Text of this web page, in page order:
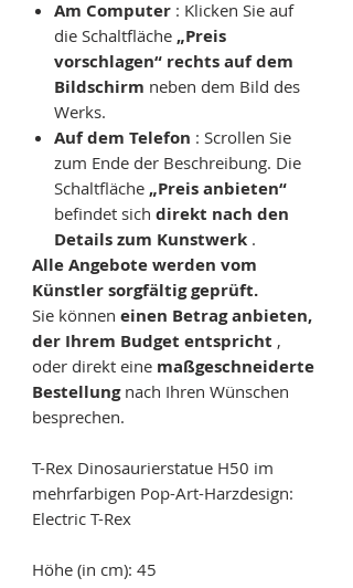
Am Computer : Klicken Sie auf
die Schaltfläche „Preis
vorschlagen“ rechts auf dem
Bildschirm neben dem Bild des
Werks.
Auf dem Telefon : Scrollen Sie
zum Ende der Beschreibung. Die
Schaltfläche „Preis anbieten“
befindet sich direkt nach den
Details zum Kunstwerk .
Alle Angebote werden vom
Künstler sorgfältig geprüft.
Sie können einen Betrag anbieten,
der Ihrem Budget entspricht ,
oder direkt eine maßgeschneiderte
Bestellungnach Ihren Wünschen
besprechen.
T-Rex Dinosaurierstatue H50 im
mehrfarbigen Pop-Art-Harzdesign:
Electric T-Rex
Höhe (in cm): 45